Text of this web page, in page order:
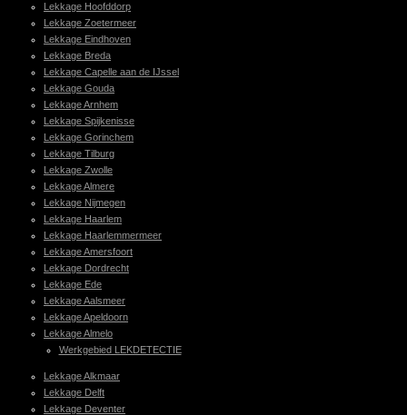
Lekkage Hoofddorp
Lekkage Zoetermeer
Lekkage Eindhoven
Lekkage Breda
Lekkage Capelle aan de IJssel
Lekkage Gouda
Lekkage Arnhem
Lekkage Spijkenisse
Lekkage Gorinchem
Lekkage Tilburg
Lekkage Zwolle
Lekkage Almere
Lekkage Nijmegen
Lekkage Haarlem
Lekkage Haarlemmermeer
Lekkage Amersfoort
Lekkage Dordrecht
Lekkage Ede
Lekkage Aalsmeer
Lekkage Apeldoorn
Lekkage Almelo
Werkgebied LEKDETECTIE
Lekkage Alkmaar
Lekkage Delft
Lekkage Deventer